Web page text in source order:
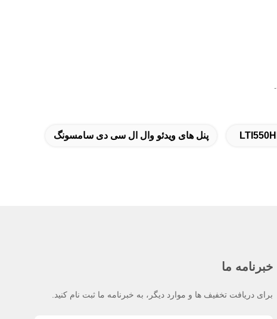
پنل های ویدئو وال ال سی دی سامسونگ
خبرنامه ما
برای دریافت تخفیف ها و موارد دیگر، به خبرنامه ما ثبت نام کنید.